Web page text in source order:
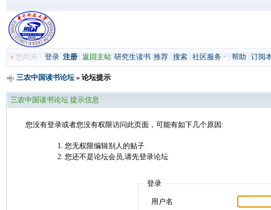
»您尚未 登录 注册| 返回主站| 研究生读书| 推荐| 搜索| 社区服务 帮助 订阅
三农中国读书论坛» 论坛提示
三农中国读书论坛 提示信息
您没有登录或者您没有权限访问此页面，可能有如下几个原因:
您无权限编辑别人的贴子
您还不是论坛会员,请先登录论坛
登录
用户名